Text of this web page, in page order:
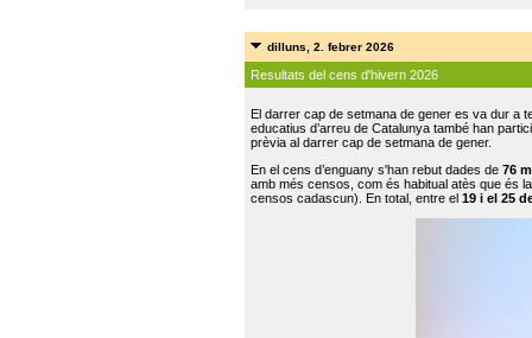
dilluns, 2. febrer 2026
Resultats del cens d'hivern 2026
El darrer cap de setmana de gener es va dur a
educatius d’arreu de Catalunya també han
prèvia al darrer cap de setmana de gener.
En el cens d’enguany s'han rebut dades de 76
amb més censos, com és habitual atès que és
censos cadascun). En total, entre el 19 i el 25